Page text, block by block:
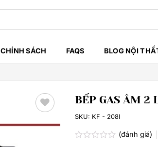
CHÍNH SÁCH FAQS BLOG NỘI
Thêm
BẾP GAS ÂM 2
(đánh giá)
SKU: KF - 208I